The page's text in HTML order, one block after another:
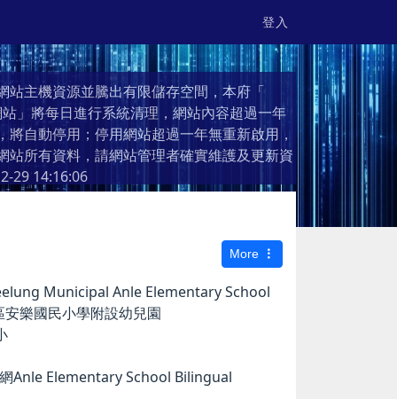
登入
站主機資源並騰出有限儲存空間，本府「
」將每日進行系統清理，網站內容超過一年
將自動停用；停用網站超過一年無重新啟用，
站所有資料，請網站管理者確實維護及更新資
29 14:16:06
More
Municipal Anle Elementary School
樂國民小學附設幼兒園
Anle Elementary School Bilingual